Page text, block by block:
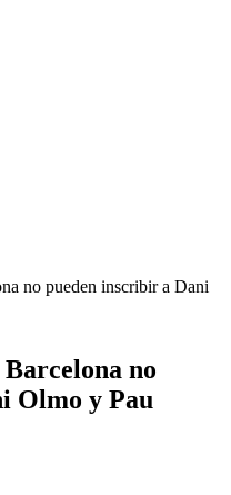
no pueden inscribir a Dani
no
Olmo y Pau